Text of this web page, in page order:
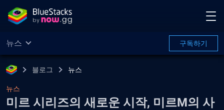
뉴스 구독하기
블로그 뉴스
뉴스
미르 시리즈의 새로운 시작, 미르M의 사